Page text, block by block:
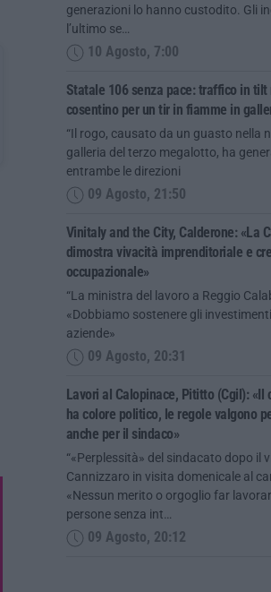
generazioni lo hanno custodito. Gli
l’ultimo se…
10 Agosto, 7:00
Statale 106 senza pace: traffico in
cosentino per un tir in fiamme in
“Il rogo, causato da un guasto nella
galleria del terzo megalotto, ha
entrambe le direzioni
09 Agosto, 21:50
Vinitaly and the City, Calderone: «La
dimostra vivacità imprenditoriale e
occupazionale»
“La ministra del lavoro a Reggio
«Dobbiamo sostenere gli
aziende»
09 Agosto, 20:31
Lavori al Calopinace, Pititto (Cgil): «Il
ha colore politico, le regole valgono
anche per il sindaco»
“«Perplessità» del sindacato dopo il
Cannizzaro in visita domenicale al
«Nessun merito o orgoglio far
persone senza int…
09 Agosto, 20:12